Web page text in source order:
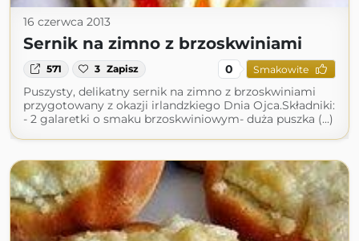
16 czerwca 2013
Sernik na zimno z brzoskwiniami
571 3 Zapisz 0 Smakowite
Puszysty, delikatny sernik na zimno z brzoskwiniami
przygotowany z okazji irlandzkiego Dnia Ojca.Składniki:
- 2 galaretki o smaku brzoskwiniowym- duża puszka (...)